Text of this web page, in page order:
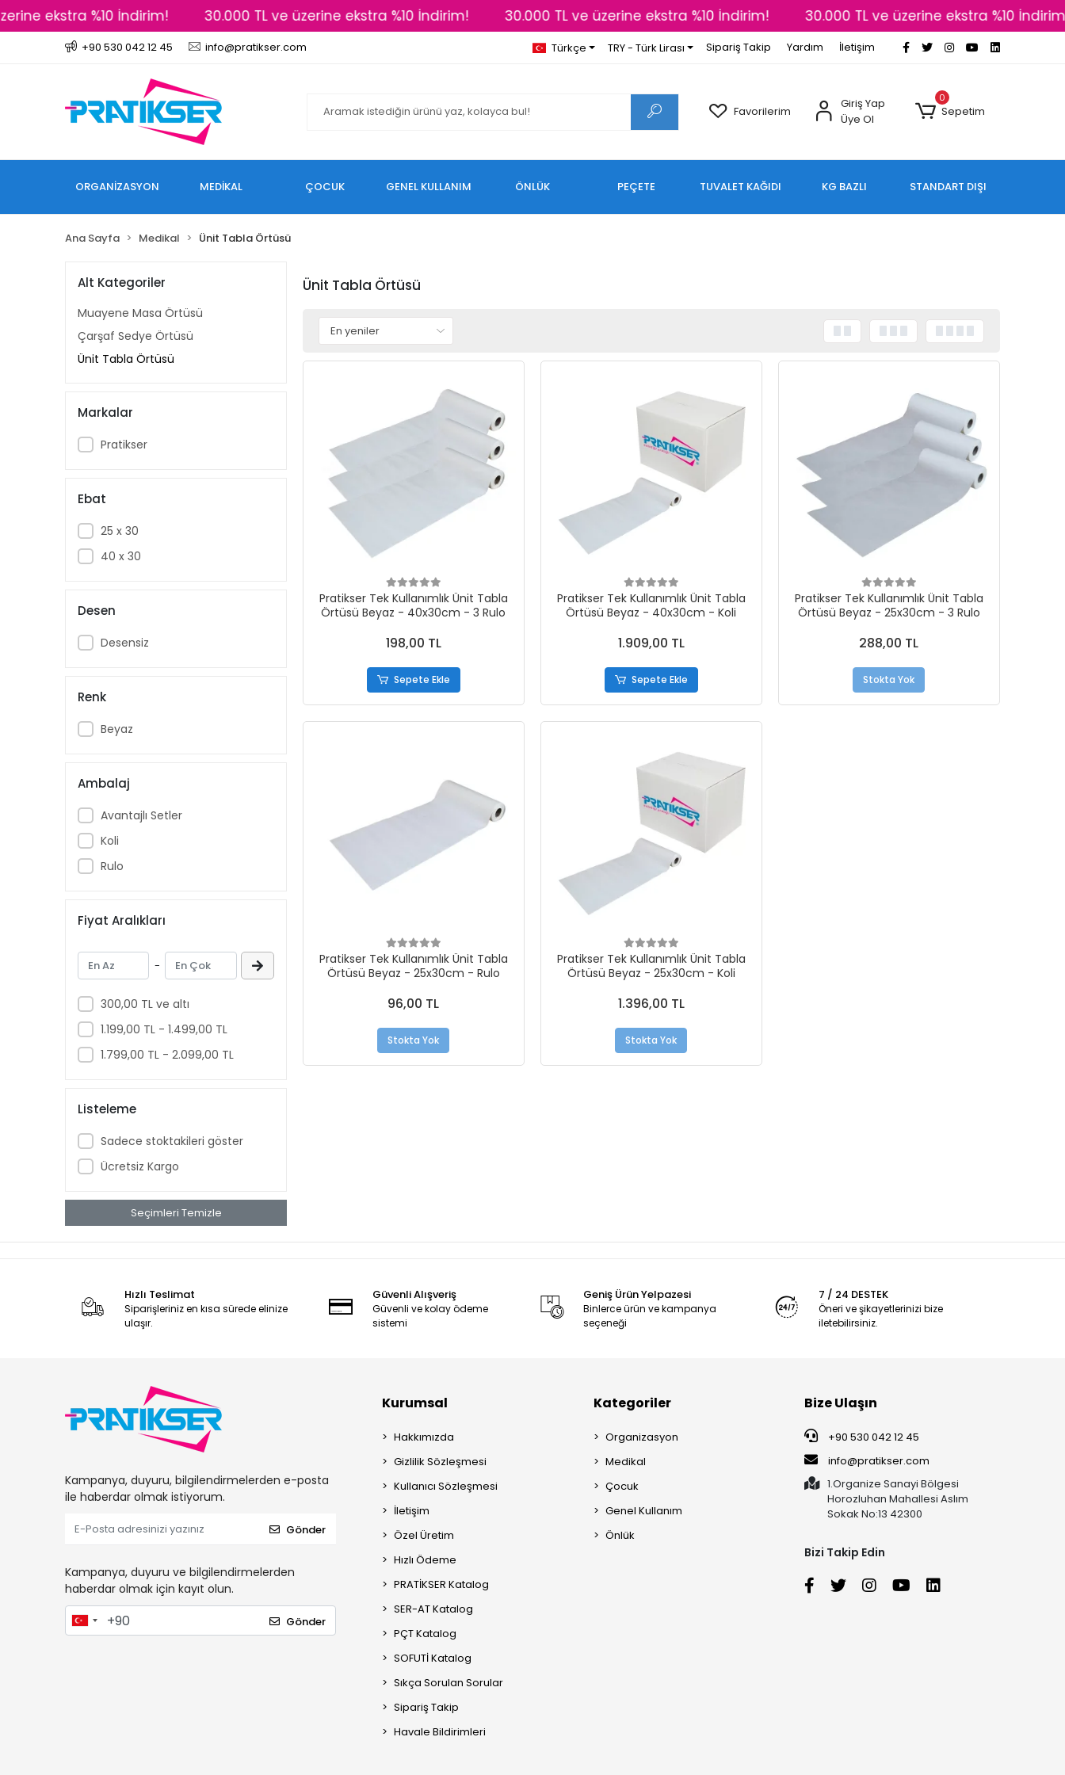
ekstra %10 İndirim! 30.000 TL ve üzerine ekstra %10 İndirim! 30.000 TL ve üzerine ekstra %10 İndirim! 30.000 TL ve üzerine ekstra %10 İndirim!
+90 530 042 12 45 info@pratikser.com Türkçe TRY - Türk Lirası Sipariş Takip Yardım İletişim
Favorilerim
Giriş Yap
Üye Ol
0
Sepetim
ORGANİZASYON MEDİKAL ÇOCUK GENEL KULLANIM ÖNLÜK PEÇETE TUVALET KAĞIDI KG BAZLI STANDART DIŞI
Ana Sayfa Medikal Ünit Tabla Örtüsü
Alt Kategoriler
Muayene Masa Örtüsü
Çarşaf Sedye Örtüsü
Ünit Tabla Örtüsü
Markalar
Pratikser
Ebat
25 x 30
40 x 30
Desen
Desensiz
Renk
Beyaz
Ambalaj
Avantajlı Setler
Koli
Rulo
Fiyat Aralıkları
-
300,00 TL ve altı
1.199,00 TL - 1.499,00 TL
1.799,00 TL - 2.099,00 TL
Listeleme
Sadece stoktakileri göster
Ücretsiz Kargo
Seçimleri Temizle
Ünit Tabla Örtüsü
Pratikser Tek Kullanımlık Ünit Tabla
Örtüsü Beyaz - 40x30cm - 3 Rulo
198,00 TL
Sepete Ekle
Pratikser Tek Kullanımlık Ünit Tabla
Örtüsü Beyaz - 40x30cm - Koli
1.909,00 TL
Sepete Ekle
Pratikser Tek Kullanımlık Ünit Tabla
Örtüsü Beyaz - 25x30cm - 3 Rulo
288,00 TL
Stokta Yok
Pratikser Tek Kullanımlık Ünit Tabla
Örtüsü Beyaz - 25x30cm - Rulo
96,00 TL
Stokta Yok
Pratikser Tek Kullanımlık Ünit Tabla
Örtüsü Beyaz - 25x30cm - Koli
1.396,00 TL
Stokta Yok
Hızlı Teslimat
Siparişleriniz en kısa sürede elinize
ulaşır.
Güvenli Alışveriş
Güvenli ve kolay ödeme
sistemi
Geniş Ürün Yelpazesi
Binlerce ürün ve kampanya
seçeneği
7 / 24 DESTEK
Öneri ve şikayetlerinizi bize
iletebilirsiniz.
Kampanya, duyuru, bilgilendirmelerden e-posta
ile haberdar olmak istiyorum.
Gönder
Kampanya, duyuru ve bilgilendirmelerden
haberdar olmak için kayıt olun.
Gönder
Kurumsal
Hakkımızda
Gizlilik Sözleşmesi
Kullanıcı Sözleşmesi
İletişim
Özel Üretim
Hızlı Ödeme
PRATİKSER Katalog
SER-AT Katalog
PÇT Katalog
SOFUTİ Katalog
Sıkça Sorulan Sorular
Sipariş Takip
Havale Bildirimleri
Kategoriler
Organizasyon
Medikal
Çocuk
Genel Kullanım
Önlük
Bize Ulaşın
+90 530 042 12 45
info@pratikser.com
1.Organize Sanayi Bölgesi
Horozluhan Mahallesi Aslım
Sokak No:13 42300
Bizi Takip Edin